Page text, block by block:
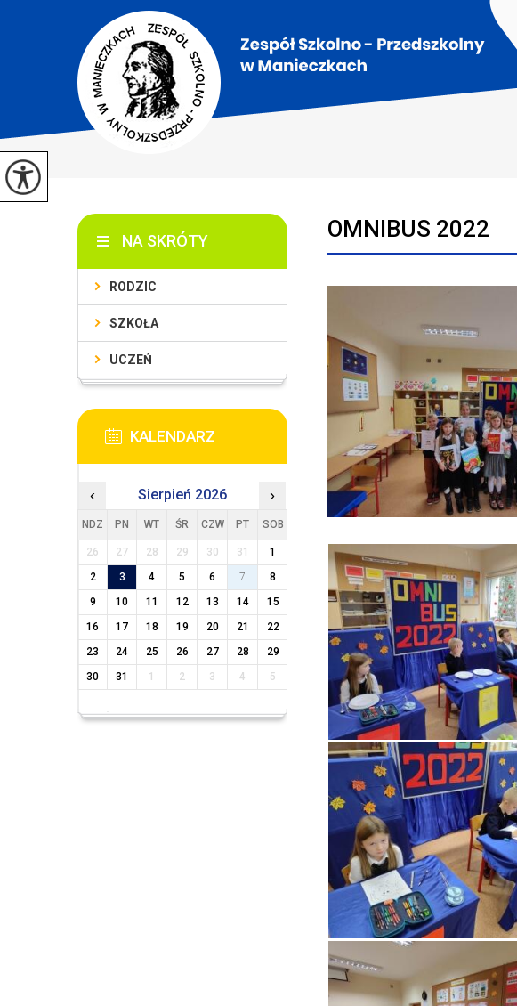
OMNIBUS 2022
NA SKRÓTY
RODZIC
SZKOŁA
UCZEŃ
KALENDARZ
‹ Sierpień 2026 ›
NDZ PN WT ŚR CZW PT SOB
26 27 28 29 30 31
1
2
3 4 5 6 7
8
9
10 11 12 13 14
15
16
17 18 19 20 21
22
23
24 25 26 27 28
29
30
31 1 2 3 4 5